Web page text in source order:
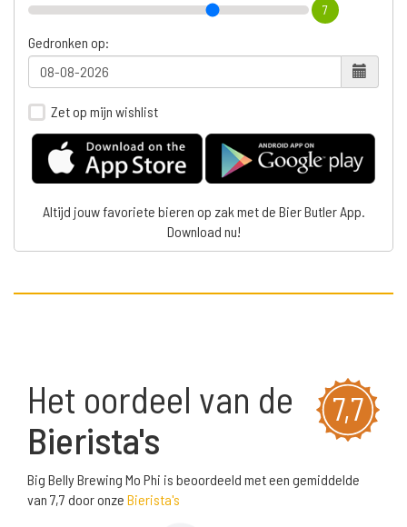
7
Gedronken op:
Zet op mijn wishlist
Altijd jouw favoriete bieren op zak met de Bier Butler App.
Download nu!
7,7
Het oordeel van de
Bierista's
Big Belly Brewing Mo Phi is beoordeeld met een gemiddelde
van 7,7 door onze Bierista's